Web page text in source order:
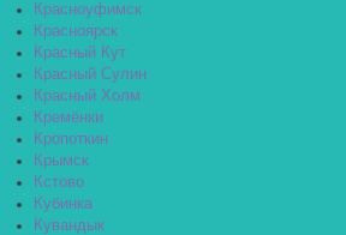
Красноуфимск
Красноярск
Красный Кут
Красный Сулин
Красный Холм
Кремёнки
Кропоткин
Крымск
Кстово
Кубинка
Кувандык